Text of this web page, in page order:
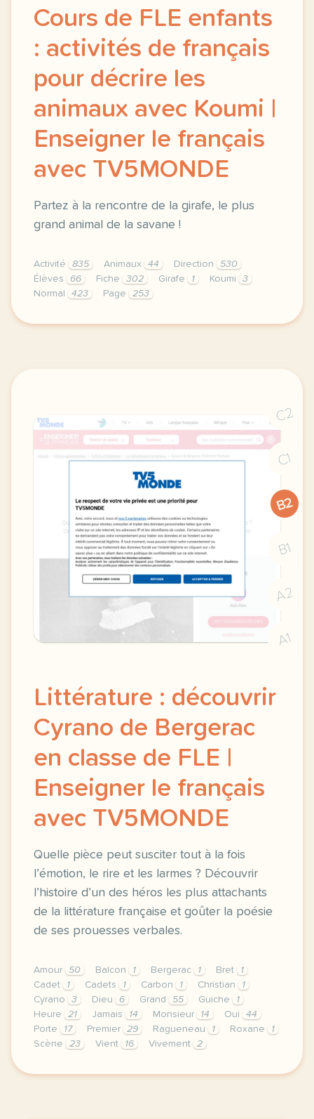
Cours de FLE enfants
: activités de français
pour décrire les
animaux avec Koumi |
Enseigner le français
avec TV5MONDE
Partez à la rencontre de la girafe, le plus
grand animal de la savane !
Activité 835 Animaux 44 Direction
530
Élèves
66 Fiche 302 Girafe 1 Koumi
3
Normal
423 Page 253
didomi host didomi components button cursor
C2
C1
B2
B1
A2
A1
Littérature : découvrir
Cyrano de Bergerac
en classe de FLE |
Enseigner le français
avec TV5MONDE
Quelle pièce peut susciter tout à la fois
l’émotion, le rire et les larmes ? Découvrir
l’histoire d’un des héros les plus attachants
de la littérature française et goûter la poésie
de ses prouesses verbales.
Amour 50 Balcon 1 Bergerac 1 Bret
1
Cadet
1 Cadets 1 Carbon 1 Christian
1
Cyrano
3 Dieu 6 Grand 55 Guiche
1
Heure
21 Jamais 14 Monsieur 14 Oui
44
Porte
17 Premier 29 Ragueneau 1 Roxane
1
Scène
23 Vient 16 Vivement 2
didomi host didomi components button cursor